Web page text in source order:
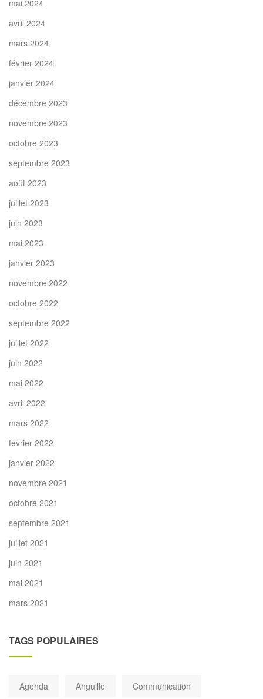
mai 2024
avril 2024
mars 2024
février 2024
janvier 2024
décembre 2023
novembre 2023
octobre 2023
septembre 2023
août 2023
juillet 2023
juin 2023
mai 2023
janvier 2023
novembre 2022
octobre 2022
septembre 2022
juillet 2022
juin 2022
mai 2022
avril 2022
mars 2022
février 2022
janvier 2022
novembre 2021
octobre 2021
septembre 2021
juillet 2021
juin 2021
mai 2021
mars 2021
TAGS POPULAIRES
Agenda Anguille Communication